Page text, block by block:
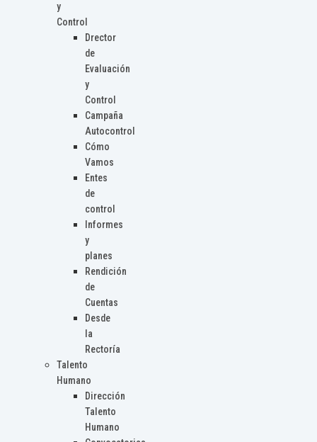
y
Control
Drector
de
Evaluación
y
Control
Campaña
Autocontrol
Cómo
Vamos
Entes
de
control
Informes
y
planes
Rendición
de
Cuentas
Desde
la
Rectoría
Talento
Humano
Dirección
Talento
Humano